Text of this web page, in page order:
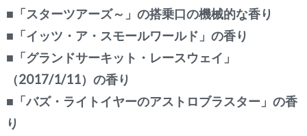
■「スターツアーズ～」の搭乗口の機械的な香り
■「イッツ・ア・スモールワールド」の香り
■「グランドサーキット・レースウェイ」
（2017/1/11）の香り
■「バズ・ライトイヤーのアストロブラスター」の香
り